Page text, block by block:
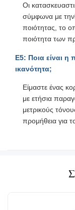
Οι
σύμφωνα με την
ποιότητας, το
ποιότητα των
Ε5: Ποια είναι
ικανότητα;
Είμαστε ένας
με ετήσια
μετρικούς
προμήθεια για